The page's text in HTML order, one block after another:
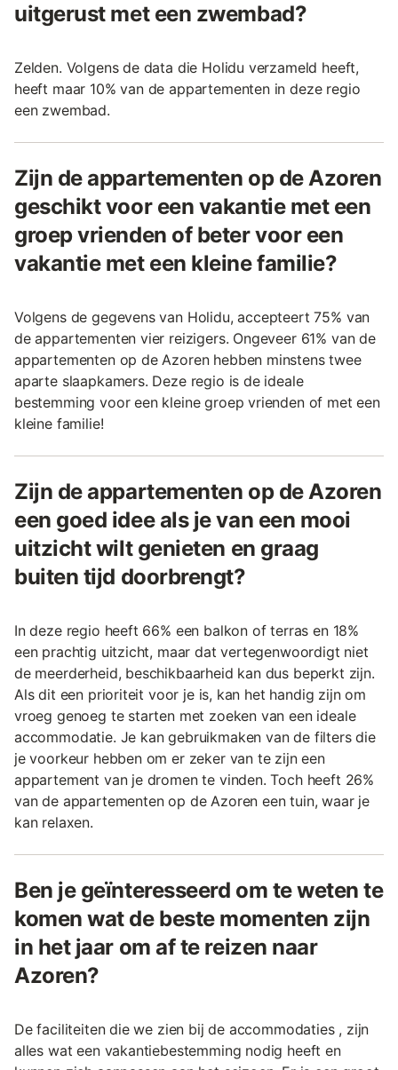
uitgerust met een zwembad?
Zelden. Volgens de data die Holidu verzameld heeft,
heeft maar 10% van de appartementen in deze regio
een zwembad.
Zijn de appartementen op de Azoren
geschikt voor een vakantie met een
groep vrienden of beter voor een
vakantie met een kleine familie?
Volgens de gegevens van Holidu, accepteert 75% van
de appartementen vier reizigers. Ongeveer 61% van de
appartementen op de Azoren hebben minstens twee
aparte slaapkamers. Deze regio is de ideale
bestemming voor een kleine groep vrienden of met een
kleine familie!
Zijn de appartementen op de Azoren
een goed idee als je van een mooi
uitzicht wilt genieten en graag
buiten tijd doorbrengt?
In deze regio heeft 66% een balkon of terras en 18%
een prachtig uitzicht, maar dat vertegenwoordigt niet
de meerderheid, beschikbaarheid kan dus beperkt zijn.
Als dit een prioriteit voor je is, kan het handig zijn om
vroeg genoeg te starten met zoeken van een ideale
accommodatie. Je kan gebruikmaken van de filters die
je voorkeur hebben om er zeker van te zijn een
appartement van je dromen te vinden. Toch heeft 26%
van de appartementen op de Azoren een tuin, waar je
kan relaxen.
Ben je geïnteresseerd om te weten te
komen wat de beste momenten zijn
in het jaar om af te reizen naar
Azoren?
De faciliteiten die we zien bij de accommodaties , zijn
alles wat een vakantiebestemming nodig heeft en